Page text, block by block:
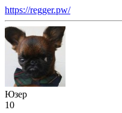
https://regger.pw/
Юзер
10